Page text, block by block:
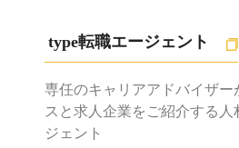
type転職エージェント
専任のキャリアアドバイザー
スと求人企業をご紹介する人
ジェント